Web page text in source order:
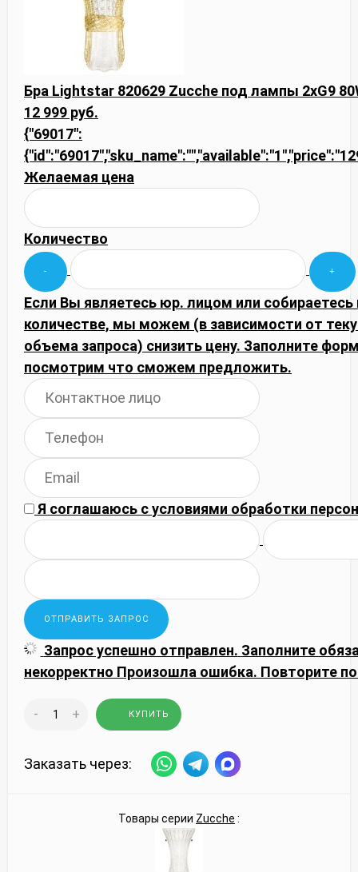
Бра Lightstar 820629 Zucche под лампы 2xG9
12 999 руб.
{"69017":
Желаемая цена
Количество
Если Вы являетесь юр. лицом или
количестве, мы можем (в зависимости от
объема запроса) снизить цену. Заполните
посмотрим что сможем предложить.
Я соглашаюсь сусловиями обработки
Запрос успешно отправлен. Заполните
некорректно Произошла ошибка. Повторите
- + КУПИТЬ
Заказать через:
Товары серии Zucche :